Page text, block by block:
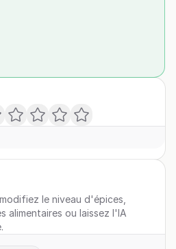
le niveau d'épices,
alimentaires ou laissez l'IA